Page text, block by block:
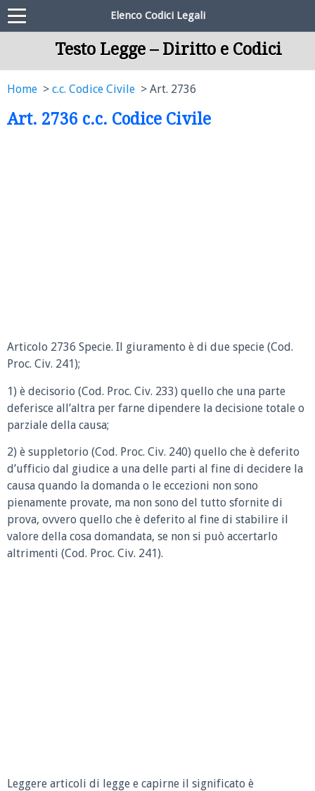
Elenco Codici Legali
Testo Legge – Diritto e Codici
Home c.c. Codice Civile Art. 2736
Art. 2736 c.c. Codice Civile
Articolo 2736 Specie. Il giuramento è di due specie (Cod.
Proc. Civ. 241);
1) è decisorio (Cod. Proc. Civ. 233) quello che una parte
deferisce all’altra per farne dipendere la decisione totale o
parziale della causa;
2) è suppletorio (Cod. Proc. Civ. 240) quello che è deferito
d’ufficio dal giudice a una delle parti al fine di decidere la
causa quando la domanda o le eccezioni non sono
pienamente provate, ma non sono del tutto sfornite di
prova, ovvero quello che è deferito al fine di stabilire il
valore della cosa domandata, se non si può accertarlo
altrimenti (Cod. Proc. Civ. 241).
Leggere articoli di legge e capirne il significato è